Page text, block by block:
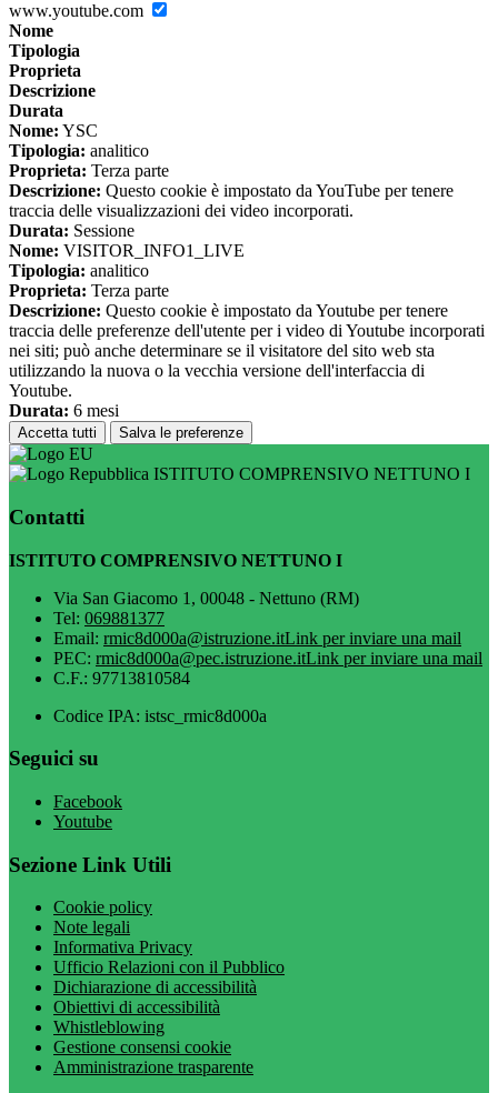
www.youtube.com
Nome
Tipologia
Proprieta
Descrizione
Durata
Nome: YSC
Tipologia: analitico
Proprieta: Terza parte
Descrizione: Questo cookie è impostato da YouTube per tenere
traccia delle visualizzazioni dei video incorporati.
Durata: Sessione
Nome: VISITOR_INFO1_LIVE
Tipologia: analitico
Proprieta: Terza parte
Descrizione: Questo cookie è impostato da Youtube per tenere
traccia delle preferenze dell'utente per i video di Youtube incorporati
nei siti; può anche determinare se il visitatore del sito web sta
utilizzando la nuova o la vecchia versione dell'interfaccia di
Youtube.
Durata: 6 mesi
Accetta tutti Salva le preferenze
ISTITUTO COMPRENSIVO NETTUNO I
Contatti
ISTITUTO COMPRENSIVO NETTUNO I
Via San Giacomo 1, 00048 - Nettuno (RM)
Tel: 069881377
Email: rmic8d000a@istruzione.itLink per inviare una mail
PEC: rmic8d000a@pec.istruzione.itLink per inviare una mail
C.F.: 97713810584
Codice IPA: istsc_rmic8d000a
Seguici su
Facebook
Youtube
Sezione Link Utili
Cookie policy
Note legali
Informativa Privacy
Ufficio Relazioni con il Pubblico
Dichiarazione di accessibilità
Obiettivi di accessibilità
Whistleblowing
Gestione consensi cookie
Amministrazione trasparente